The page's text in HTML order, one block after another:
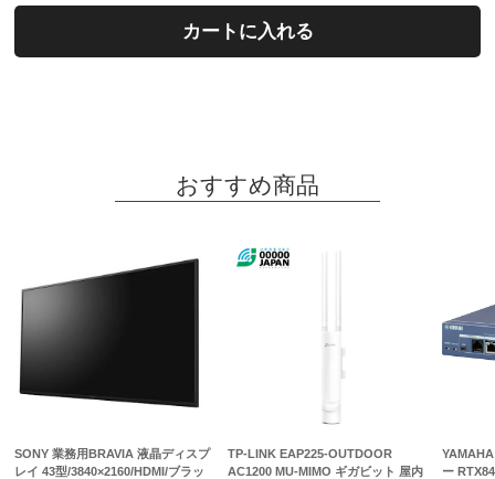
カートに入れる
おすすめ商品
SONY 業務用BRAVIA 液晶ディスプ
レイ 43型/3840×2160/HDMI/ブラッ
TP-LINK EAP225-OUTDOOR
AC1200 MU-MIMO ギガビット 屋内
ー